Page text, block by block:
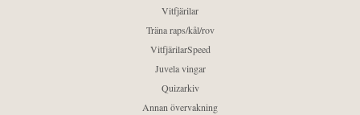
Vitfjärilar
Träna raps/kål/rov
VitfjärilarSpeed
Juvela vingar
Quizarkiv
Annan övervakning